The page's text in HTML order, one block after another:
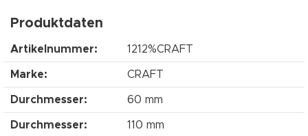
Produktdaten
Artikelnummer: 1212%CRAFT
Marke: CRAFT
Durchmesser: 60 mm
Durchmesser: 110 mm